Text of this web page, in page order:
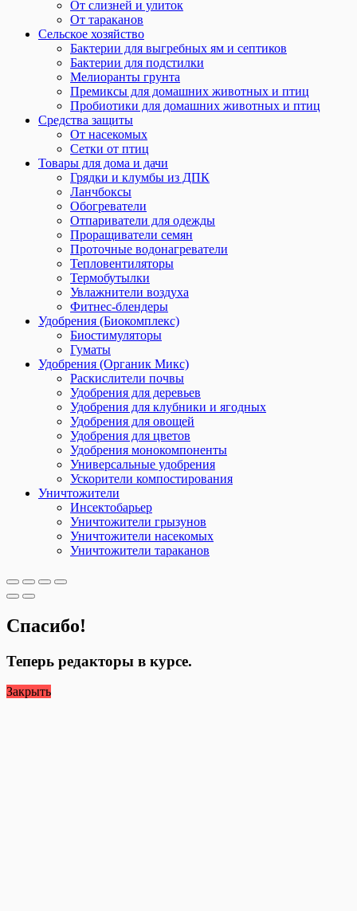
От слизней и улиток
От тараканов
Сельское хозяйство
Бактерии для выгребных ям и септиков
Бактерии для подстилки
Мелиоранты грунта
Премиксы для домашних животных и птиц
Пробиотики для домашних животных и птиц
Средства защиты
От насекомых
Сетки от птиц
Товары для дома и дачи
Грядки и клумбы из ДПК
Ланчбоксы
Обогреватели
Отпариватели для одежды
Проращиватели семян
Проточные водонагреватели
Тепловентиляторы
Термобутылки
Увлажнители воздуха
Фитнес-блендеры
Удобрения (Биокомплекс)
Биостимуляторы
Гуматы
Удобрения (Органик Микс)
Раскислители почвы
Удобрения для деревьев
Удобрения для клубники и ягодных
Удобрения для овощей
Удобрения для цветов
Удобрения монокомпоненты
Универсальные удобрения
Ускорители компостирования
Уничтожители
Инсектобарьер
Уничтожители грызунов
Уничтожители насекомых
Уничтожители тараканов
Спасибо!
Теперь редакторы в курсе.
Закрыть